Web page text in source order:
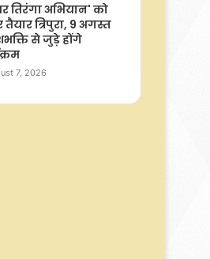
तिरंगा अभियान' को
त्रिपुरा, 9 अगस्त
से जुड़े होंगे
7, 2026